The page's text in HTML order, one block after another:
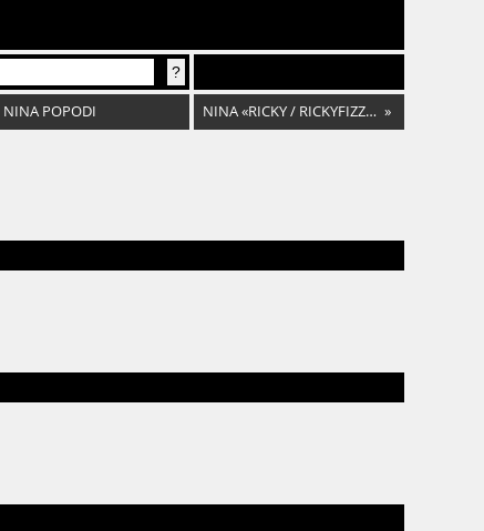
NINA POPODI NINA «RICKY / RICKYFIZZ» NEUMANN »